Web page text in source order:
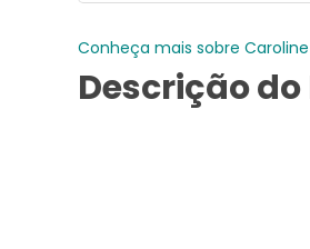
Conheça mais sobre
Descrição